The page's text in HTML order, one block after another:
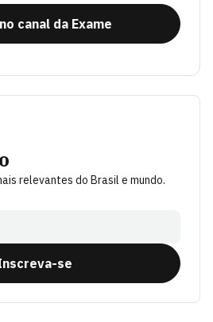
canal da Exame
relevantes do Brasil e mundo.
se